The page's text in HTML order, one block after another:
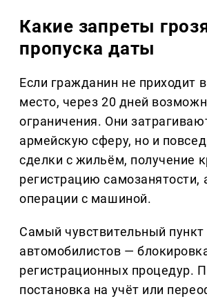
Какие запреты
пропуска даты
Если гражданин не приходит
место, через 20 дней
ограничения. Они
армейскую сферу, но и
сделки с жильём, получение
регистрацию самозанятости,
операции с машиной.
Самый чувствительный пункт
автомобилистов —
регистрационных процедур.
постановка на учёт или